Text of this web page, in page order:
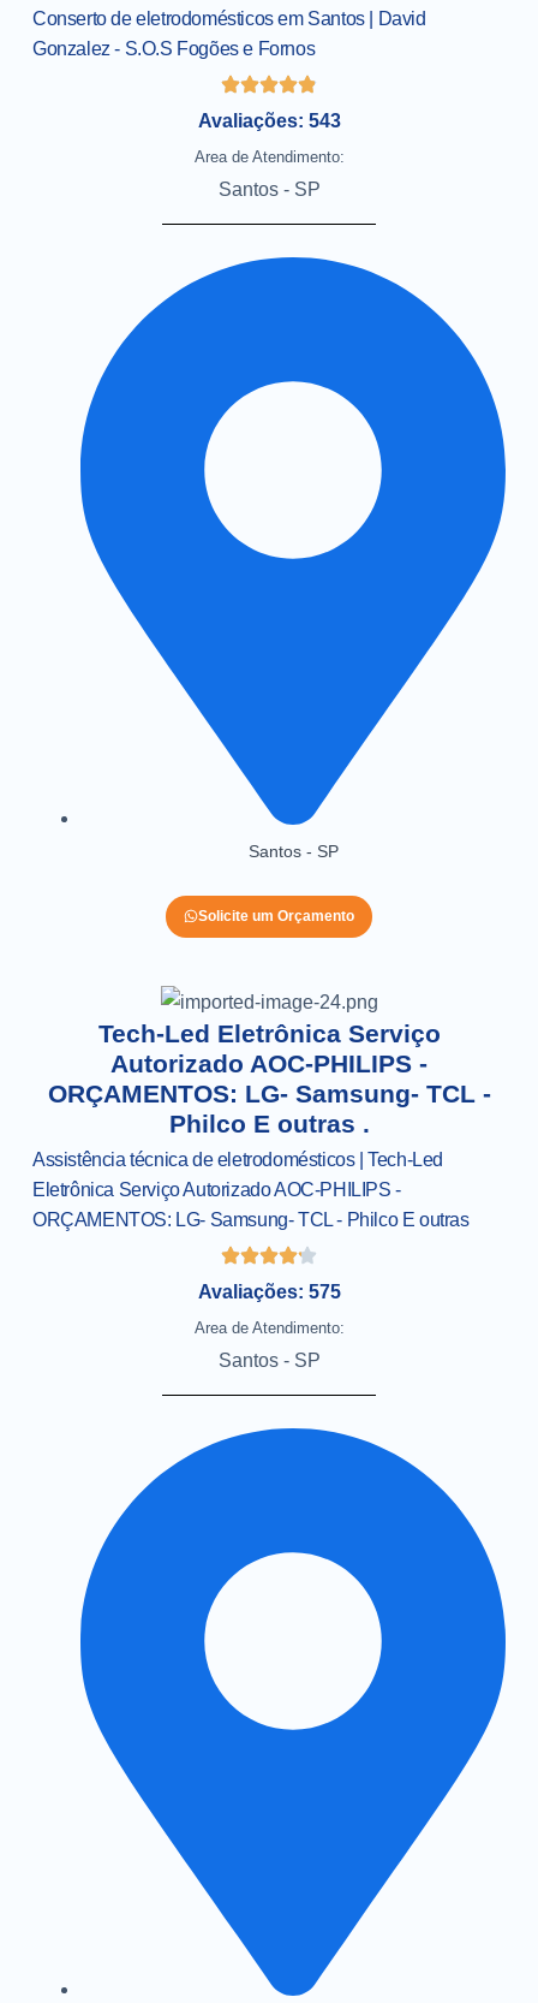
Conserto de eletrodomésticos em Santos | David
Gonzalez - S.O.S Fogões e Fornos
Avaliações: 543
Area de Atendimento:
Santos - SP
Santos - SP
Solicite um Orçamento
Tech-Led Eletrônica Serviço
Autorizado AOC-PHILIPS -
ORÇAMENTOS: LG- Samsung- TCL -
Philco E outras .
Assistência técnica de eletrodomésticos | Tech-Led
Eletrônica Serviço Autorizado AOC-PHILIPS -
ORÇAMENTOS: LG- Samsung- TCL - Philco E outras
Avaliações: 575
Area de Atendimento:
Santos - SP